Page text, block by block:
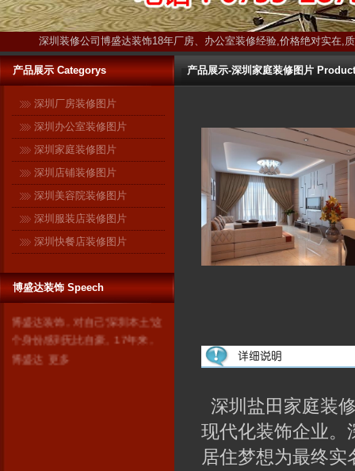
深圳装修公司博盛达装饰18年厂房、办公室装修经验,价格绝对实在,
产品展示 Categorys
深圳厂房装修图片
深圳办公室装修图片
深圳家庭装修图片
深圳店铺装修图片
深圳美容院装修图片
深圳服装店装修图片
深圳快餐店装修图片
博盛达装饰 Speech
博盛达装饰只装深圳 ------17年扎
根深圳本土！17年信誉保证！ 与
很多在全国各地开有分公司的连
锁装修企业不同，深圳是博盛达
装饰的唯一市场。在这个市场
里，博盛达不敢有丝毫马虎，更
加不敢采取转包等违法行为忽悠
消费者。因为我们知道：失去了
部！ 我们是深圳人，我们自豪！
作为深圳市装修行业领军企业的
个身份感到无比自豪。17年来，
博盛达
更多
产品展示-深圳家庭装修图片 Product
深圳盐田家庭装
现代化装饰企业。
居住梦想为最终